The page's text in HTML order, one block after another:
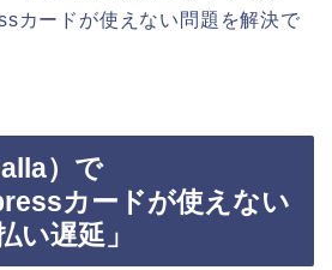
カードが使えない問題を解決で
）で
カードが使えない
い遅延」